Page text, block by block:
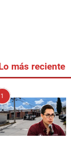
Lo más reciente
1